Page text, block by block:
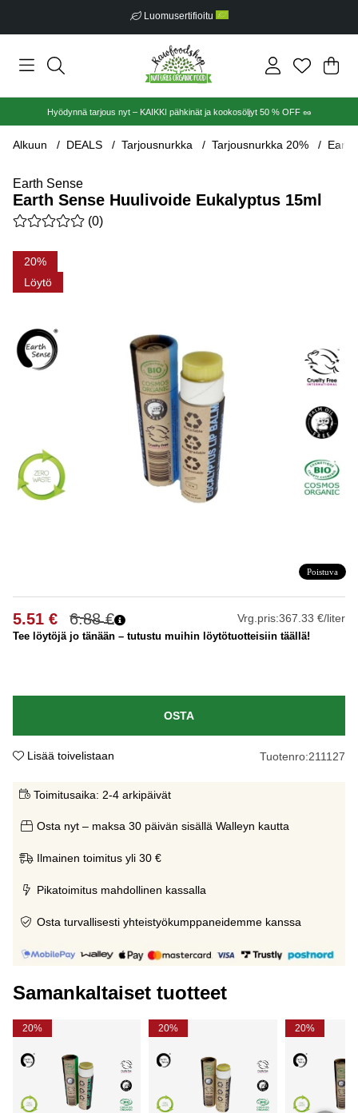
Luomusertifioitu
.
Hyödynnä tarjous nyt – KAIKKI pähkinät ja kookosöljyt 50 % OFF 🥜
Alkuun DEALS Tarjousnurkka Tarjousnurkka 20% Earth
Earth Sense
Earth Sense Huulivoide Eukalyptus 15ml
Keskiarvoluokitus 0 / 5 Arvioiden määrä 0
(0)
Poistuva
20
Löytö
Tuotekuvat Earth Sense Huulivoide Eukalyptus 15ml
6.88€
5.51 € Vrg.pris:367.33 €/liter
Tee löytöjä jo tänään – tutustu muihin löytötuotteisiin täällä!
OSTA
Lisää toivelistaan Tuotenro:211127
Toimitusaika: 2-4 arkipäivät
Osta nyt – maksa 30 päivän sisällä Walleyn kautta
Ilmainen toimitus yli 30 €
Pikatoimitus mahdollinen kassalla
Osta turvallisesti yhteistyökumppaneidemme kanssa
Samankaltaiset tuotteet
20% 20% 20%